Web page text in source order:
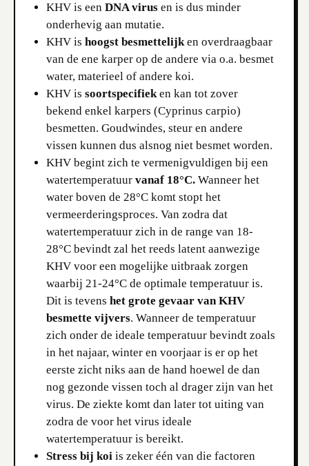
KHV is eenDNA virus en is dus minder
onderhevig aan mutatie.
KHV ishoogst besmettelijken overdraagbaar
van de ene karper op de andere via o.a. besmet
water, materieel of andere koi.
KHV issoortspecifieken kan tot zover
bekend enkel karpers (Cyprinus carpio)
besmetten. Goudwindes, steur en andere
vissen kunnen dus alsnog niet besmet worden.
KHV begint zich te vermenigvuldigen bij een
watertemperatuurvanaf 18°C. Wanneer het
water boven de 28°C komt stopt het
vermeerderingsproces. Van zodra dat
watertemperatuur zich in de range van 18-
28°C bevindt zal het reeds latent aanwezige
KHV voor een mogelijke uitbraak zorgen
waarbij 21-24°C de optimale temperatuur is.
Dit is tevenshet grote gevaar van KHV
besmette vijvers. Wanneer de temperatuur
zich onder de ideale temperatuur bevindt zoals
in het najaar, winter en voorjaar is er op het
eerste zicht niks aan de hand hoewel de dan
nog gezonde vissen toch al drager zijn van het
virus. De ziekte komt dan later tot uiting van
zodra de voor het virus ideale
watertemperatuur is bereikt.
Stress bij koi is zeker één van die factoren